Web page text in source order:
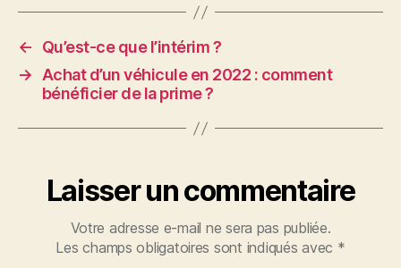
←
Qu’est-ce que l’intérim ?
→
Achat d’un véhicule en 2022 : comment
bénéficier de la prime ?
Laisser un commentaire
Votre adresse e-mail ne sera pas publiée.
Les champs obligatoires sont indiqués avec *